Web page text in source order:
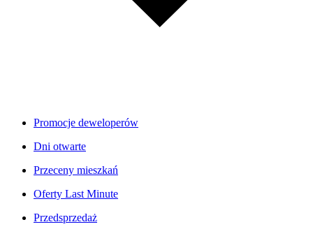
Promocje deweloperów
Dni otwarte
Przeceny mieszkań
Oferty Last Minute
Przedsprzedaż